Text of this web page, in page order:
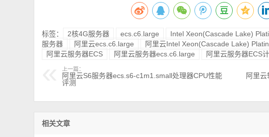
标签： 2核4G服务器 ecs.c6.large Intel Xeon(Cascade Lake)
服务器
阿里云ecs.c6.large 阿里云Intel Xeon(Cascade Lake)
阿里云服务器ECS
阿里云服务器ecs.c6.large 阿里云服务器ECS
上一篇：
阿里云S6服务器ecs.s6-c1m1.small处理器CPU性能
评测
阿里
相关文章